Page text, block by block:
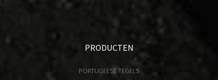
PRODUCTEN
PORTUGEESE TEGELS